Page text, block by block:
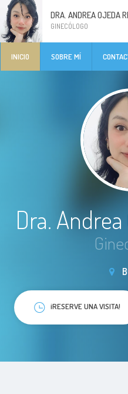
DRA. ANDREA OJEDA
GINECÓLOGO
INICIO SOBRE MÍ
Dra. Andrea
¡RESERVE UNA VISITA!